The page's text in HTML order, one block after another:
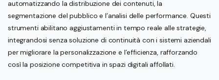
automatizzando la distribuzione dei contenuti, la
segmentazione del pubblico e l’analisi delle performance. Questi
strumenti abilitano aggiustamenti in tempo reale alle strategie,
integrandosi senza soluzione di continuità con i sistemi aziendali
per migliorare la personalizzazione e l’efficienza, rafforzando
così la posizione competitiva in spazi digitali affollati.